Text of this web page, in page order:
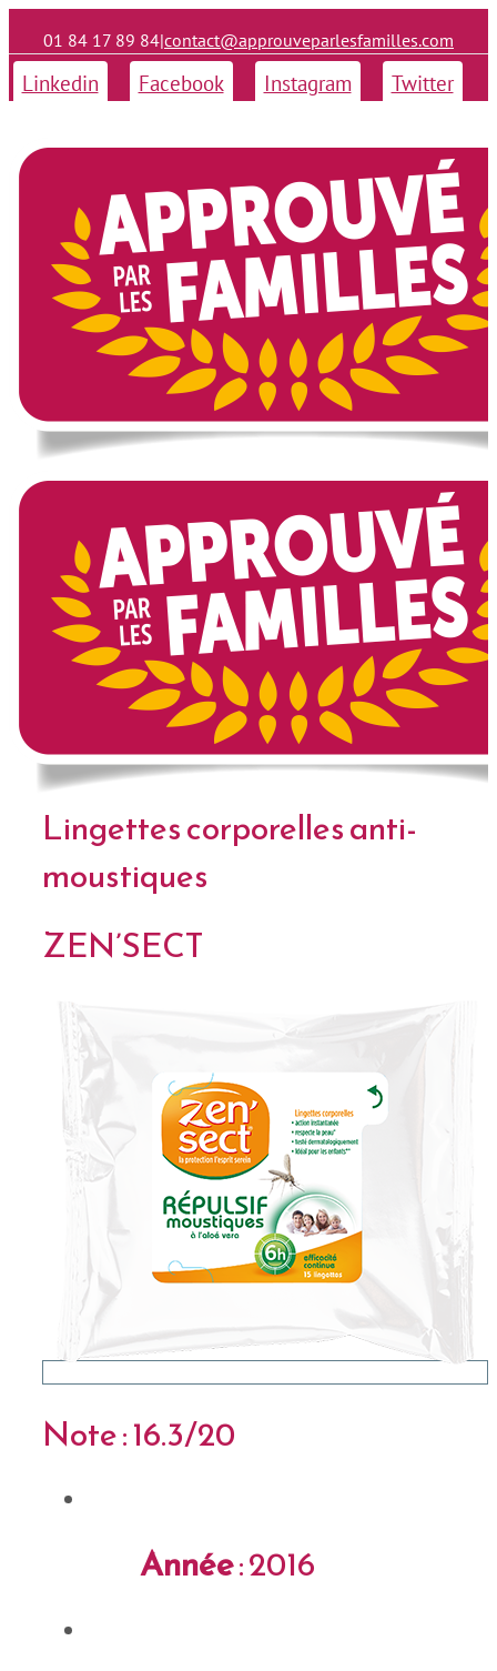
01 84 17 89 84|contact@approuveparlesfamilles.com
Linkedin Facebook Instagram Twitter
Lingettes corporelles anti-
moustiques
ZEN’SECT
Note : 16.3/20
Année: 2016